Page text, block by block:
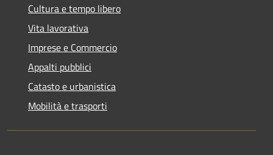
Cultura e tempo libero
Vita lavorativa
Imprese e Commercio
Appalti pubblici
Catasto e urbanistica
Mobilità e trasporti